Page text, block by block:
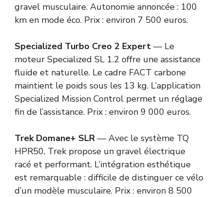
gravel musculaire. Autonomie annoncée : 100
km en mode éco. Prix : environ 7 500 euros.
Specialized Turbo Creo 2 Expert — Le
moteur Specialized SL 1.2 offre une assistance
fluide et naturelle. Le cadre FACT carbone
maintient le poids sous les 13 kg. L’application
Specialized Mission Control permet un réglage
fin de l’assistance. Prix : environ 9 000 euros.
Trek Domane+ SLR — Avec le système TQ
HPR50, Trek propose un gravel électrique
racé et performant. L’intégration esthétique
est remarquable : difficile de distinguer ce vélo
d’un modèle musculaire. Prix : environ 8 500